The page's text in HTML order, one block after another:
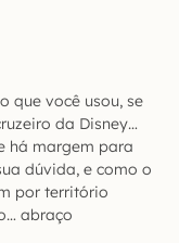
que você usou, se
da Disney…
há margem para
dúvida, e como o
por território
abraço